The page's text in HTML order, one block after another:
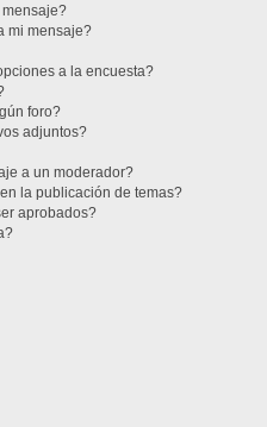
mi mensaje?
a la encuesta?
foro?
adjuntos?
a un moderador?
la publicación de temas?
aprobados?